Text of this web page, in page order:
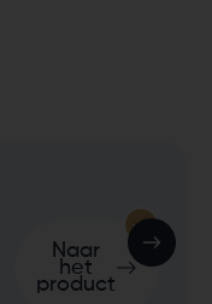
Naar
het
product